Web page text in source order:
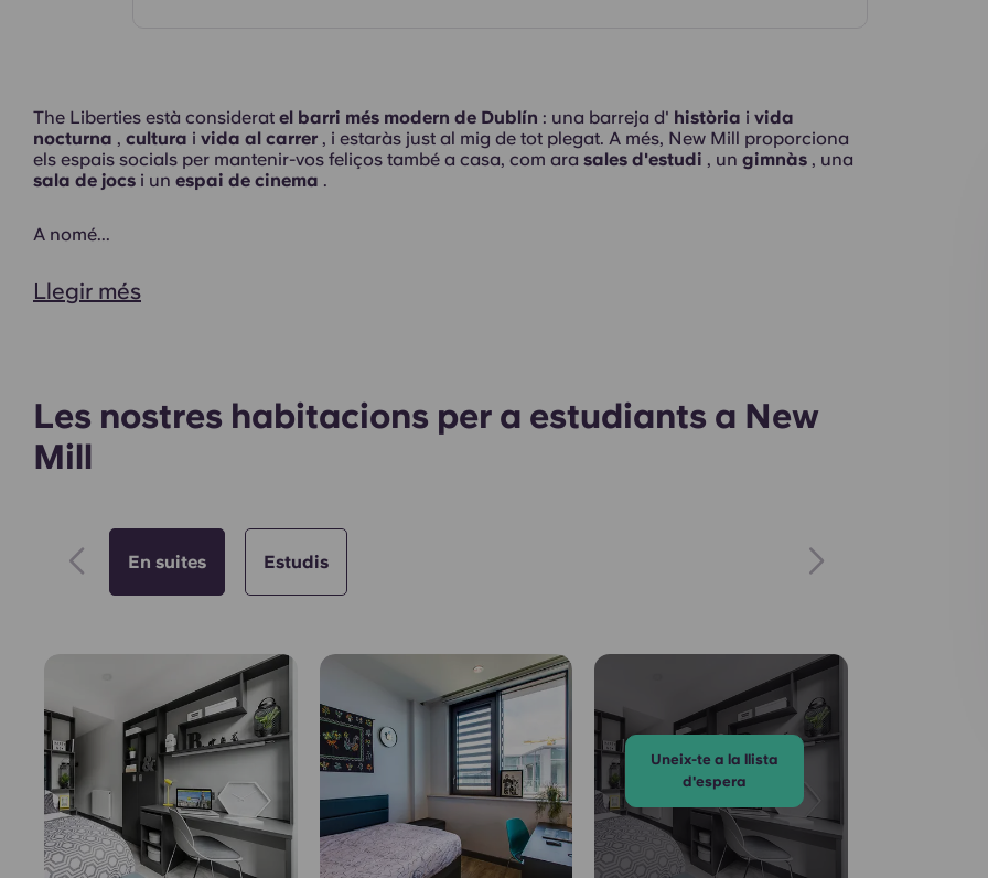
The Liberties està considerat el barri més modern de Dublín : una barreja d' història i vida
nocturna , cultura i vida al carrer , i estaràs just al mig de tot plegat. A més, New Mill proporciona
els espais socials per mantenir-vos feliços també a casa, com ara sales d'estudi , un gimnàs , una
sala de jocs i un espai de cinema .
A nomé...
Llegir més
Les nostres habitacions per a estudiants a New
Mill
En suites Estudis
Uneix-te a la llista
d'espera